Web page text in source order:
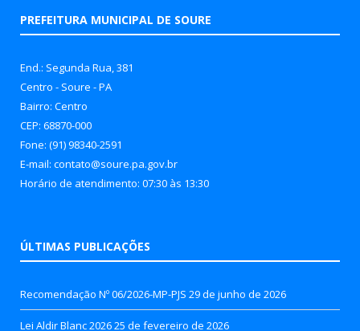
PREFEITURA MUNICIPAL DE SOURE
End.: Segunda Rua, 381
Centro - Soure - PA
Bairro: Centro
CEP: 68870-000
Fone: (91) 98340-2591
E-mail: contato@soure.pa.gov.br
Horário de atendimento: 07:30 às 13:30
ÚLTIMAS PUBLICAÇÕES
Recomendação Nº 06/2026-MP-PJS 29 de junho de 2026
Lei Aldir Blanc 202625 de fevereiro de 2026